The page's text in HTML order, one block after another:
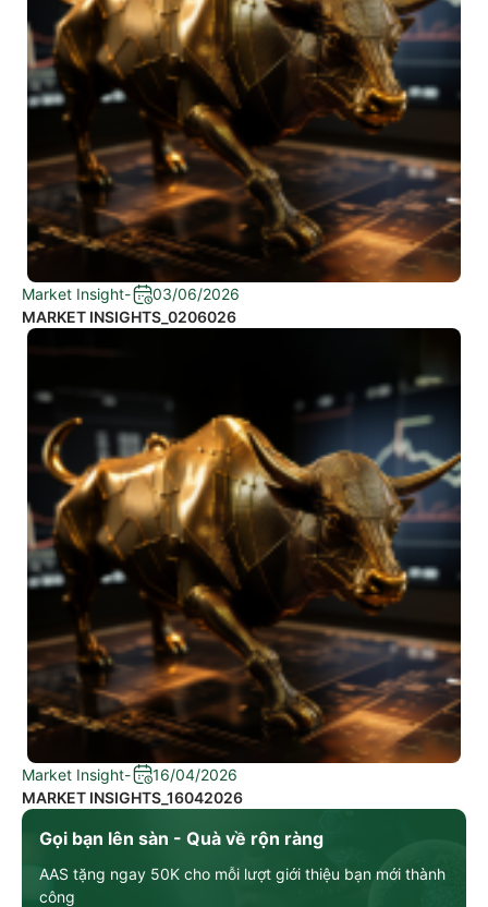
Gọi bạn lên sàn - Quà về rộn ràng
AAS tặng ngay 50K cho mỗi lượt giới thiệu bạn mới thành
công
Market Insight-
03/06/2026
MARKET INSIGHTS_0206026
Market Insight-
16/04/2026
MARKET INSIGHTS_16042026